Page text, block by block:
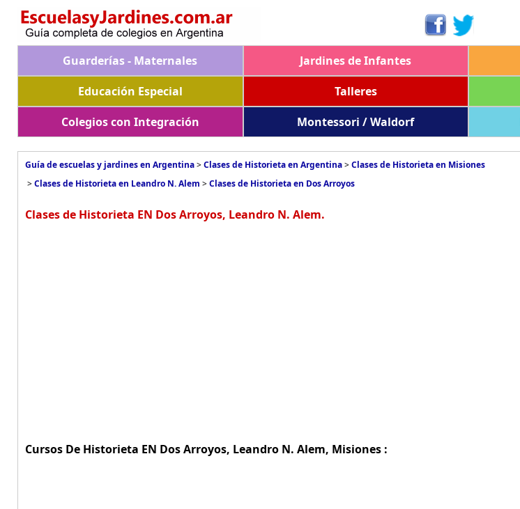
Guarderías - Maternales Jardines de Infantes
Educación Especial
Talleres
Colegios con Integración
Montessori / Waldorf
Guía de escuelas y jardines en Argentina>Clases de Historieta en Argentina>Clases de Historieta en Misiones
>Clases de Historieta en Leandro N. Alem >Clases de Historieta en Dos Arroyos
Clases de Historieta EN Dos Arroyos, Leandro N. Alem.
Cursos De Historieta EN Dos Arroyos, Leandro N. Alem, Misiones :